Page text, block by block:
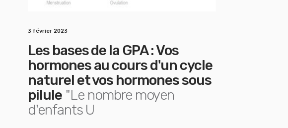
3 février 2023
Les bases de la GPA : Vos
hormones au cours d'un cycle
naturel et vos hormones sous
pilule "Le nombre moyen
d'enfants U